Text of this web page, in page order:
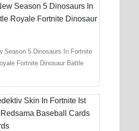
Season 5 Dinosaurs In Fortnite
Fortnite Dinosaur Battle